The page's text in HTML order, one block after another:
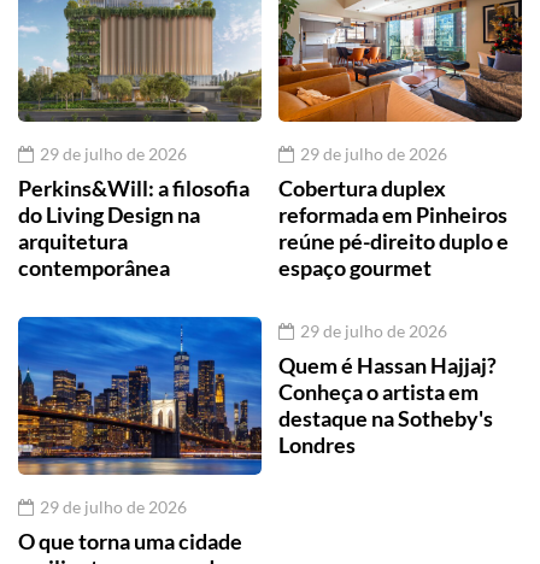
29 de julho de 2026
Perkins&Will: a filosofia
do Living Design na
arquitetura
contemporânea
29 de julho de 2026
Cobertura duplex
reformada em Pinheiros
reúne pé-direito duplo e
espaço gourmet
29 de julho de 2026
O que torna uma cidade
29 de julho de 2026
Quem é Hassan Hajjaj?
Conheça o artista em
destaque na Sotheby's
Londres